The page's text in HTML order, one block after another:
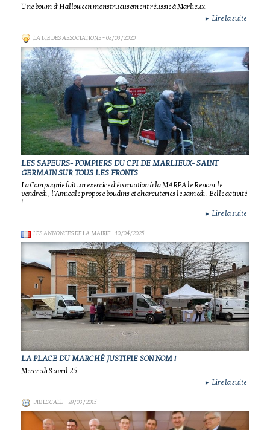
Une boum d’Halloween monstrueusement réussie à Marlieux.
► Lire la suite
LA VIE DES ASSOCIATIONS- 08/03/2020
LES SAPEURS- POMPIERS DU CPI DE MARLIEUX- SAINT
GERMAIN SUR TOUS LES FRONTS
La Compagnie fait un exercice d'évacuation à la MARPA le Renom le
vendredi , l'Amicale propose boudins et charcuteries le samedi . Belle activité
!.
► Lire la suite
LES ANNONCES DE LA MAIRIE- 10/04/2025
LA PLACE DU MARCHÉ JUSTIFIE SON NOM !
Mercredi 8 avril 25.
► Lire la suite
VIE LOCALE- 29/03/2015